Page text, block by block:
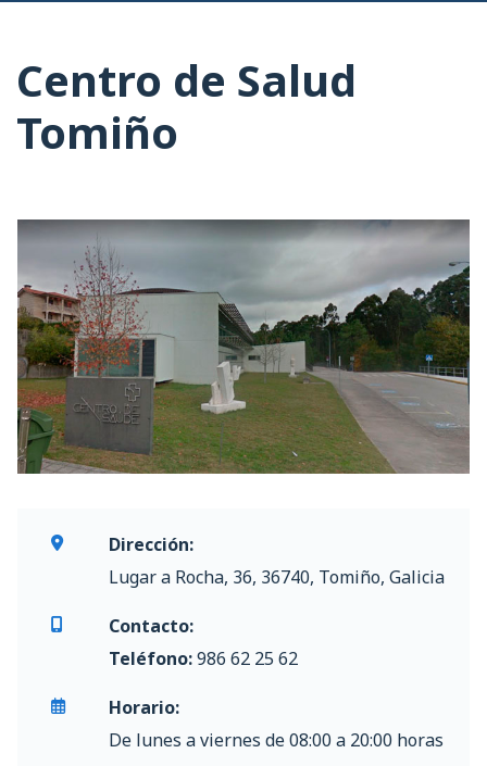
Centro de Salud
Tomiño
Dirección:
Lugar a Rocha, 36, 36740, Tomiño, Galicia
Contacto:
Teléfono:986 62 25 62
Horario:
De lunes a viernes de 08:00 a 20:00 horas